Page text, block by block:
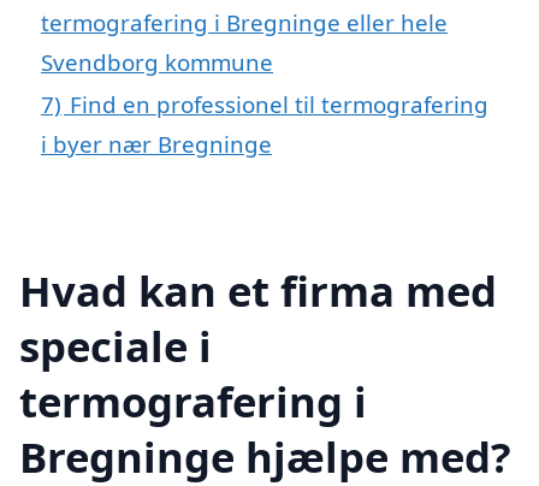
termografering i Bregninge eller hele
Svendborg kommune
7) Find en professionel til termografering
i byer nær Bregninge
Hvad kan et firma med
speciale i
termografering i
Bregninge hjælpe med?